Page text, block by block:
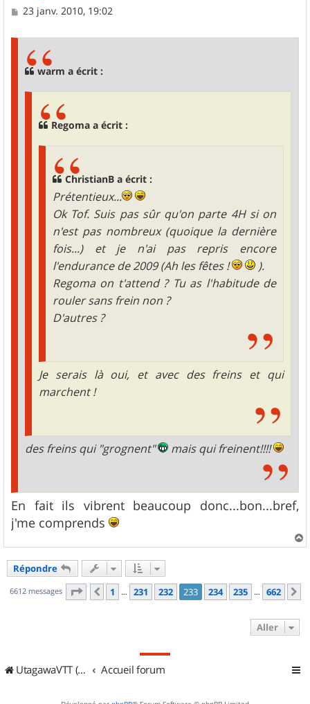
M
23 janv. 2010, 19:02
warm a écrit :
Regoma a écrit :
ChristianB a écrit :
Prétentieux...
Ok Tof. Suis pas sûr qu'on parte 4H si on
n'est pas nombreux (quoique la dernière
fois...) et je n'ai pas repris encore
l'endurance de 2009 (Ah les fêtes !
).
Regoma on t'attend ? Tu as l'habitude de
rouler sans frein non ?
D'autres ?
Je serais là oui, et avec des freins et qui
marchent !
des freins qui "grognent" mais qui freinent!!!!
En fait ils vibrent beaucoup donc...bon...bref,
j'me comprends
a
Répondre
6612 messages Page 233 sur662
Précédent
1 … 231 232 233 234 235 … 662
Aller
UtagawaVTT (Randos VTT et VTTAE avec traces GPS) Accueil forum